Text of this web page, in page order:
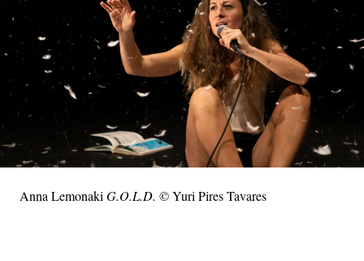
Anna LemonakiG.O.L.D. © Yuri Pires Tavares